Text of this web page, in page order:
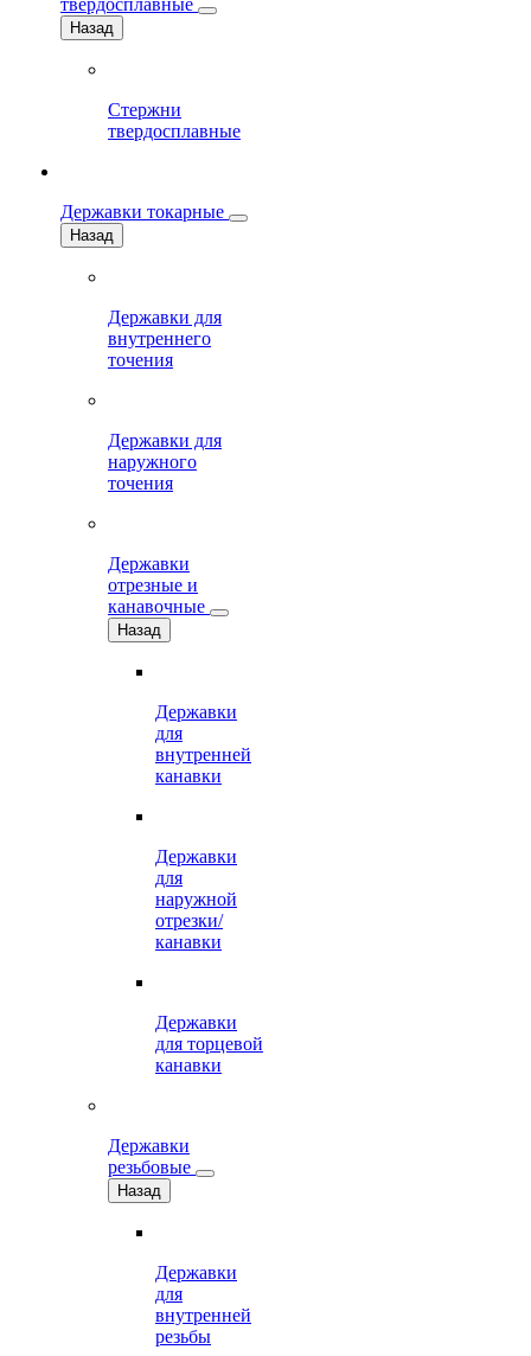
твердосплавные
Назад
Стержни
твердосплавные
Державки токарные
Назад
Державки для
внутреннего
точения
Державки для
наружного
точения
Державки
отрезные и
канавочные
Назад
Державки
для
внутренней
канавки
Державки
для
наружной
отрезки/
канавки
Державки
для торцевой
канавки
Державки
резьбовые
Назад
Державки
для
внутренней
резьбы